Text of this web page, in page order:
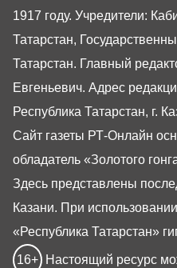
1917 году. Учредители:
Татарстан,
Татарстан. Главный
Евгеньевич. Адрес
Республика Татарстан, г.
Сайт газеты РТ-Онлайн
обладатель «Золотого
Здесь представлены
Казани. При
«Республика Татарстан»
16+ Настоящий ресурс